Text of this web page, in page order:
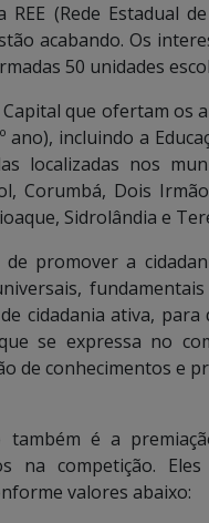
(Rede Estadual
acabando. Os
50 unidades
Capital que ofertam os
ano), incluindo a
localizadas nos
Corumbá, Dois
Sidrolândia e
promover a
cidadania ativa,
se expressa no
de conhecimentos e
é a
na competição.
valores abaixo: